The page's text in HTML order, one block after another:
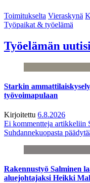
Toimitukselta Vieraskynä
Työpaikat & työelämä
Työelämän
Starkin
työvoimapulaan
Kirjoitettu 6.8.2026
Ei kommentteja artikkeliin
Suhdannekuopasta
Rakennustyö Salminen
aluejohtajaksi Heikki